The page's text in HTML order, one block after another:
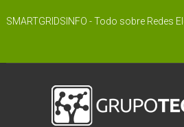
SMARTGRIDSINFO - Todo sobre Redes